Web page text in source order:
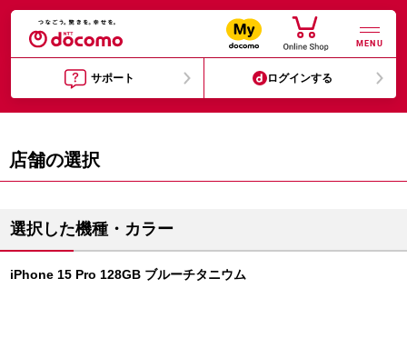
MENU
サポート ログインする
店舗の選択
選択した機種・カラー
iPhone 15 Pro 128GB ブルーチタニウム